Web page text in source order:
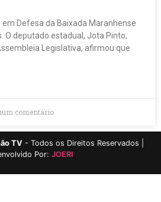
Defesa da Baixada Maranhense
O deputado estadual, Jota Pinto,
Legislativa, afirmou que
comentário
TV - Todos os Direitos Reservados |
Por: JOERI